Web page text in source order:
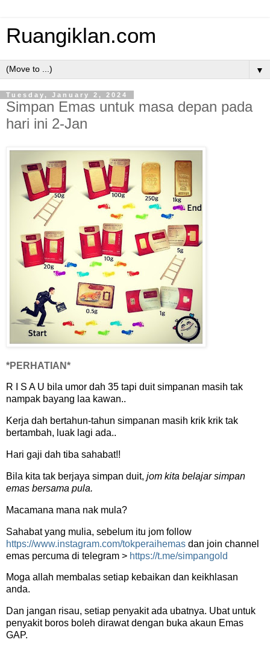
Ruangiklan.com
▼
Tuesday, January 2, 2024
Simpan Emas untuk masa depan pada
hari ini 2-Jan
*PERHATIAN*
R I S A U bila umor dah 35 tapi duit simpanan masih tak
nampak bayang laa kawan..
Kerja dah bertahun-tahun simpanan masih krik krik tak
bertambah, luak lagi ada..
Hari gaji dah tiba sahabat!!
Bila kita tak berjaya simpan duit, jom kita belajar simpan
emas bersama pula.
Macamana mana nak mula?
Sahabat yang mulia, sebelum itu jom follow
https://www.instagram.com/tokperaihemas dan join channel
emas percuma di telegram > https://t.me/simpangold
Moga allah membalas setiap kebaikan dan keikhlasan
anda.
Dan jangan risau, setiap penyakit ada ubatnya. Ubat untuk
penyakit boros boleh dirawat dengan buka akaun Emas
GAP.